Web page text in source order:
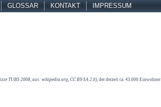
GLOSSAR KONTAKT
IMPRESSUM
TUBS 2008, aus: wikipedia.org, CC BY-SA 2.0),der derzeit ca. 43.000 Einwohner